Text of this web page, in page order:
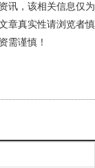
讯，该相关信息仅为
章真实性请浏览者慎
需谨慎！